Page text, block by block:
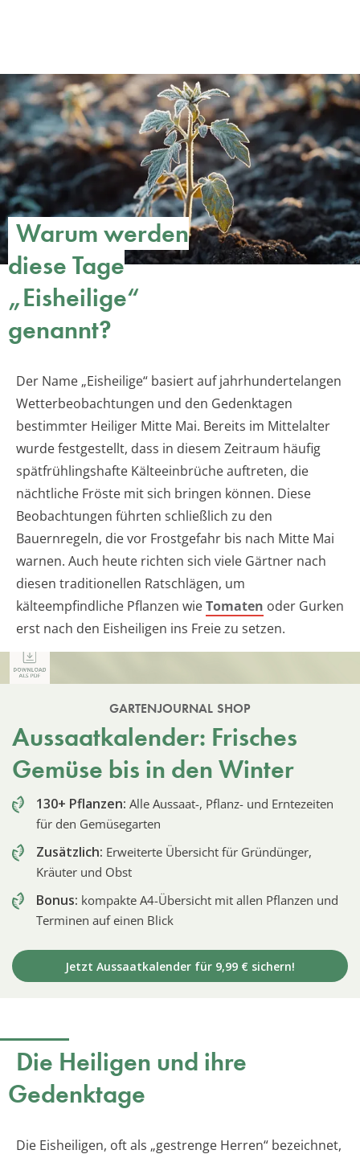
Warum werden
diese Tage
„Eisheilige“
genannt?
Der Name „Eisheilige“ basiert auf jahrhundertelangen
Wetterbeobachtungen und den Gedenktagen
bestimmter Heiliger Mitte Mai. Bereits im Mittelalter
wurde festgestellt, dass in diesem Zeitraum häufig
spätfrühlingshafte Kälteeinbrüche auftreten, die
nächtliche Fröste mit sich bringen können. Diese
Beobachtungen führten schließlich zu den
Bauernregeln, die vor Frostgefahr bis nach Mitte Mai
warnen. Auch heute richten sich viele Gärtner nach
diesen traditionellen Ratschlägen, um
kälteempfindliche Pflanzen wieTomaten oder Gurken
erst nach den Eisheiligen ins Freie zu setzen.
GARTENJOURNAL SHOP
Aussaatkalender: Frisches
Gemüse bis in den Winter
130+ Pflanzen: Alle Aussaat-, Pflanz- und Erntezeiten
für den Gemüsegarten
Zusätzlich: Erweiterte Übersicht für Gründünger,
Kräuter und Obst
Bonus: kompakte A4-Übersicht mit allen Pflanzen und
Terminen auf einen Blick
Jetzt Aussaatkalender für 9,99 € sichern!
Die Heiligen und ihre
Gedenktage
Die Eisheiligen, oft als „gestrenge Herren“ bezeichnet,